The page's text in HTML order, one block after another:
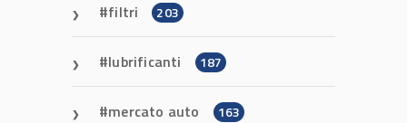
filtri 203
lubrificanti 187
mercato auto 163